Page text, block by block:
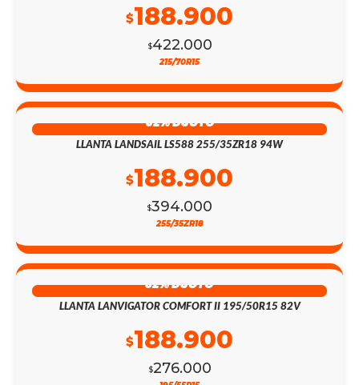
$422.000
$188.900
215/70R15
52% DSCTO
LLANTA LANDSAIL LS588 255/35ZR18 94W
$394.000
$188.900
255/35ZR18
32% DSCTO
LLANTA LANVIGATOR COMFORT II 195/50R15 82V
$276.000
$188.900